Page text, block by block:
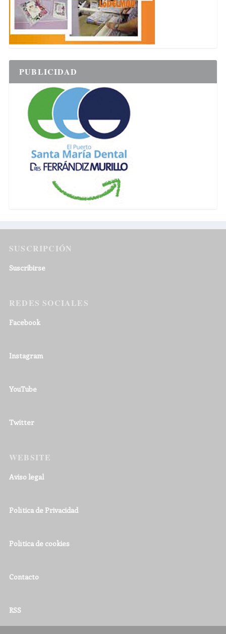
PUBLICIDAD
SUSCRIPCIÓN
Suscribirse
REDES SOCIALES
Facebook
Instagram
YouTube
Twitter
WEBSITE
Aviso legal
Política de Privacidad
Política de cookies
Contacto
RSS